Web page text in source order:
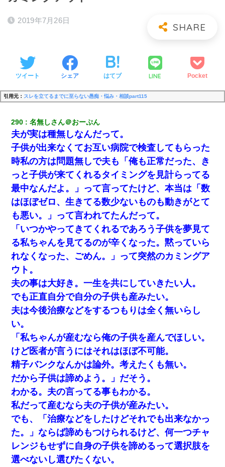
2019年7月26日
ツイート シェア はてブ LINE Pocket
引用元： スレを立てるまでに至らない愚痴・悩み・相談part115
290 名無しさん＠おーぷん
夫が実は種無しなんだって。
子供が出来なくてお互い病院で検査してもらった
時私の方は問題無しで夫も「俺も正常だった、き
っと子供が来てくれるタイミングを見計らってる
最中なんだよ。」って言ってたけど、本当は「数
はほぼゼロ、生きてる数少ないものも動きがとて
も悪い。」って言われてたんだって。
「いつかやってきてくれるであろう子供を夢見て
る私ちゃんを見てるのが辛くなった。黙っていら
れなくなった、ごめん。」って突然のカミングア
ウト。
夫の事は大好き。一生を共にしていきたい人。
でも正直自分で自分の子供も産みたい。
夫は今後治療などをするつもりは全く無いらし
い。
「私ちゃんが産むなら俺の子供を産んでほしい。
けど医者が言うにはそれはほぼ不可能。
精子バンクなんかは論外。考えたくも無い。
だから子供は諦めよう。」だそう。
わかる。夫の言ってる事もわかる。
私だって産むなら夫の子供が産みたい。
でも、「治療などをしたけどそれでも出来なかっ
た。」ならば諦めもつけられるけど、何一つチャ
レンジもせずに自身の子供を諦めるって選択肢を
選べないし選びたくない。